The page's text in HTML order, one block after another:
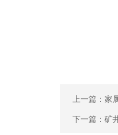
上一篇： 家
下一篇： 矿